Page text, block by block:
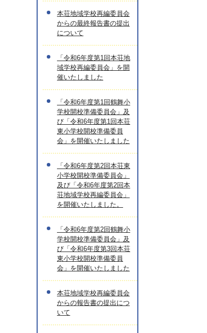
本荘地域学校再編委員会
からの最終報告書の提出
について
「令和6年度第1回本荘地
域学校再編委員会」を開
催いたしました
「令和6年度第1回鶴舞小
学校開校準備委員会」及
び「令和6年度第1回本荘
東小学校開校準備委員
会」を開催いたしました
「令和6年度第2回本荘東
小学校開校準備委員会」
及び「令和6年度第2回本
荘地域学校再編委員会」
を開催いたしました。
「令和6年度第2回鶴舞小
学校開校準備委員会」及
び「令和6年度第3回本荘
東小学校開校準備委員
会」を開催いたしました
本荘地域学校再編委員会
からの報告書の提出につ
いて